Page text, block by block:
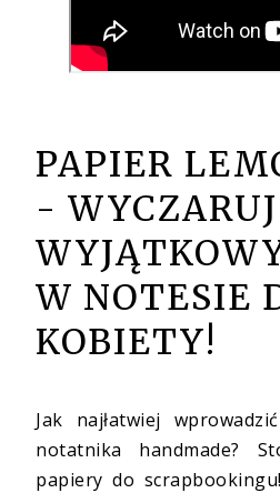
PAPIER
- WYCZARUJ
W NOTESIE
KOBIETY!
Jak najłatwiej
notatnika handmade?
papiery do